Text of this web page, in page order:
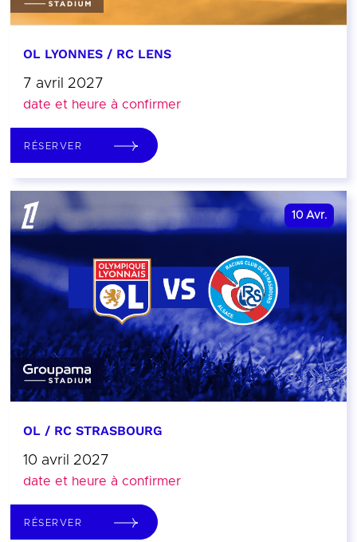
OL LYONNES / RC LENS
7 avril 2027
date et heure à confirmer
RÉSERVER
10 Avr.
OL / RC STRASBOURG
10 avril 2027
date et heure à confirmer
RÉSERVER